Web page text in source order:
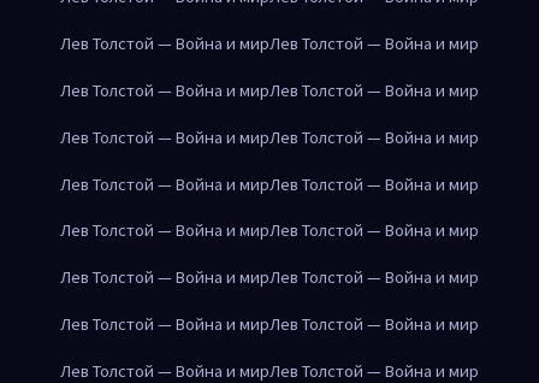
Лев Толстой — Война и мирЛев Толстой — Война и мир
Лев Толстой — Война и мирЛев Толстой — Война и мир
Лев Толстой — Война и мирЛев Толстой — Война и мир
Лев Толстой — Война и мирЛев Толстой — Война и мир
Лев Толстой — Война и мирЛев Толстой — Война и мир
Лев Толстой — Война и мирЛев Толстой — Война и мир
Лев Толстой — Война и мирЛев Толстой — Война и мир
Лев Толстой — Война и мирЛев Толстой — Война и мир